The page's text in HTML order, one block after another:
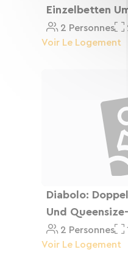
Einzelbetten
2 Personnes
Voir Le Logement
Diabolo:
Und
2 Personnes
Voir Le Logement